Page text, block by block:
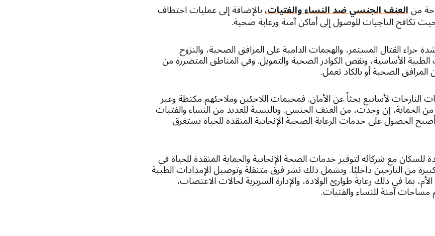
منالعنف الجنسي ضد النساء والفتيات،بالإضافة إلى عمليات اختطاف
تكافح الناجيات للوصول إلى أماكن آمنة ورعاية صحية.
جراء القتال المستمر، والهجمات الدامية على المرافق الصحية، والنزوح
الأساسية، ونقص الكوادر الصحية والتمويل. وفي المناطق المتضررة من
الصحية أو بالكاد تعمل.
النازحات لأسابيع بحثاً عن الأمان. فمخيمات اللاجئين وملاجئهم مكتظة وغير
من الحماية، إن وجدت، من العنف الجنسي. وبالنسبة للعديد من النساء والفتيات
الحصول على خدمات الرعاية الصحية الإنجابية المنقذة للحياة يستغرق
مع شركائه لتوفير خدمات الصحة الإنجابية والحماية المنقذة للحياة في
من النازحين داخليًا. ويشمل ذلك نشر فرق متنقلة وتوصيل الإمدادات الطبية
بما في ذلك رعاية طوارئ الولادة، والإدارة السريرية لحالات الاغتصاب،
آمنة للنساء والفتيات.